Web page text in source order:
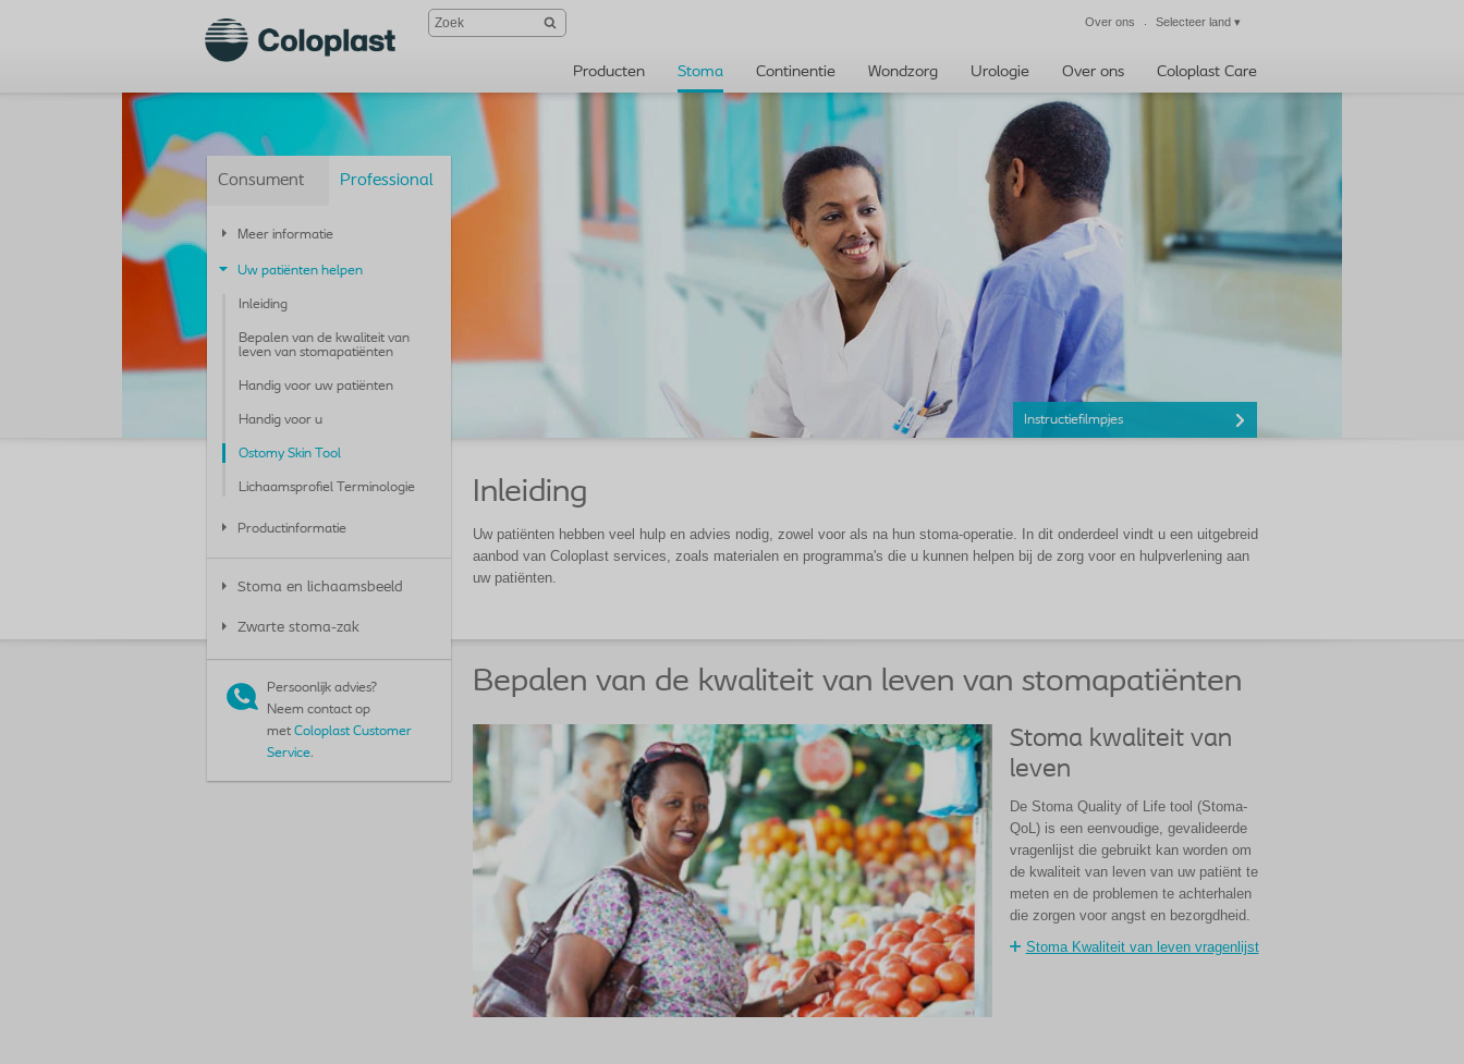
Sluiten
Over ons Selecteer land ▾
Producten Stoma Continentie Wondzorg Urologie Over ons Coloplast Care
Consument Professional
Meer informatie
Uw patiënten helpen
Inleiding
Bepalen van de kwaliteit van
leven van stomapatiënten
Handig voor uw patiënten
Handig voor u
Ostomy Skin Tool
Lichaamsprofiel Terminologie
Productinformatie
Stoma en lichaamsbeeld
Zwarte stoma-zak
Persoonlijk advies?
Neem contact op
met Coloplast Customer
Service.
Instructiefilmpjes
Inleiding
Uw patiënten hebben veel hulp en advies nodig, zowel voor als na hun stoma-operatie. In dit onderdeel vindt u een uitgebreid
aanbod van Coloplast services, zoals materialen en programma's die u kunnen helpen bij de zorg voor en hulpverlening aan
uw patiënten.
Bepalen van de kwaliteit van leven van stomapatiënten
Stoma kwaliteit van
leven
De Stoma Quality of Life tool (Stoma-
QoL) is een eenvoudige, gevalideerde
vragenlijst die gebruikt kan worden om
de kwaliteit van leven van uw patiënt te
meten en de problemen te achterhalen
die zorgen voor angst en bezorgdheid.
Stoma Kwaliteit van leven vragenlijst